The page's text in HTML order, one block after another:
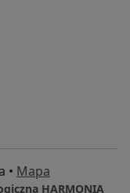
• Mapa
HARMONIA